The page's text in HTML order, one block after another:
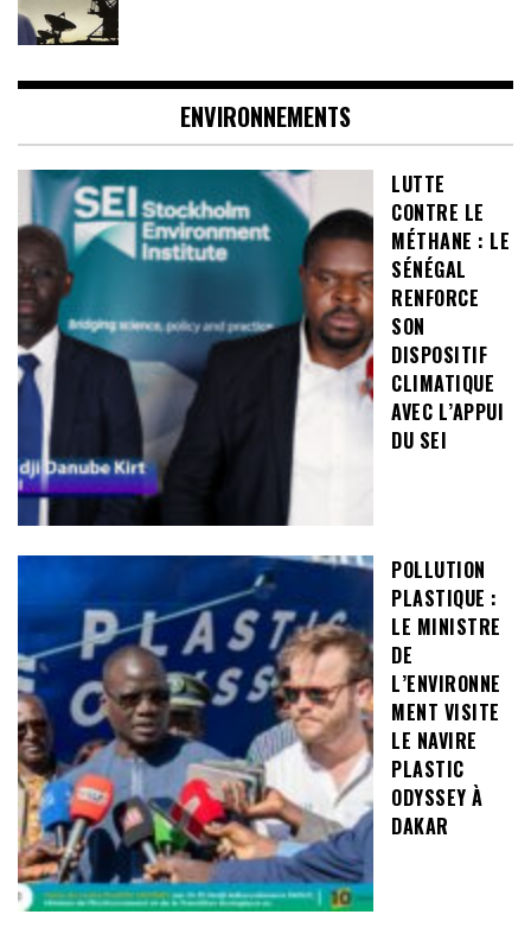
ENVIRONNEMENTS
LUTTE
CONTRE LE
MÉTHANE : LE
SÉNÉGAL
RENFORCE
SON
DISPOSITIF
CLIMATIQUE
AVEC L’APPUI
DU SEI
POLLUTION
PLASTIQUE :
LE MINISTRE
DE
L’ENVIRONNE
MENT VISITE
LE NAVIRE
PLASTIC
ODYSSEY À
DAKAR